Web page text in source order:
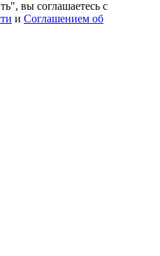
вы соглашаетесь с
и Соглашением об